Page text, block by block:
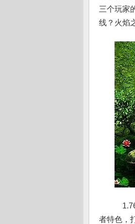
三个玩家
线？火焰
者特色，